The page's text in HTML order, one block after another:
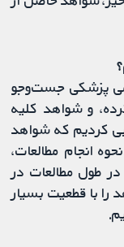
پزشکی جست‌وجو
و شواهد کلیه
کردیم که شواهد
انجام مطالعات،
طول مطالعات در
را با قطعیت بسیار